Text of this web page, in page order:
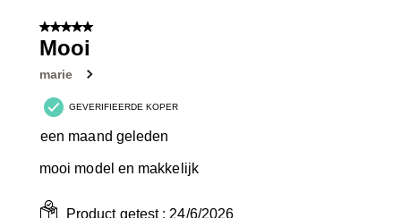
5 van 5 sterren.
Mooi
marie
GEVERIFIEERDE KOPER
een maand geleden
mooi model en makkelijk
Product getest : 24/6/2026